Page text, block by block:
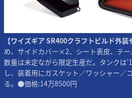
【ワイズギア SR400クラフトビルド外装
め、サイドカバー×2、シート表皮、テー
数量は未定ながら限定生産だ。タンクは
し、装着用にガスケット／ワッシャー／
る。●価格:14万8500円